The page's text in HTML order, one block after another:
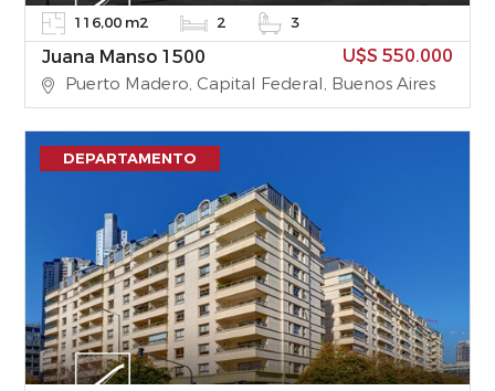
116,00 m2 2 3
Juana Manso 1500 U$S 550.000
Puerto Madero, Capital Federal, Buenos Aires
DEPARTAMENTO